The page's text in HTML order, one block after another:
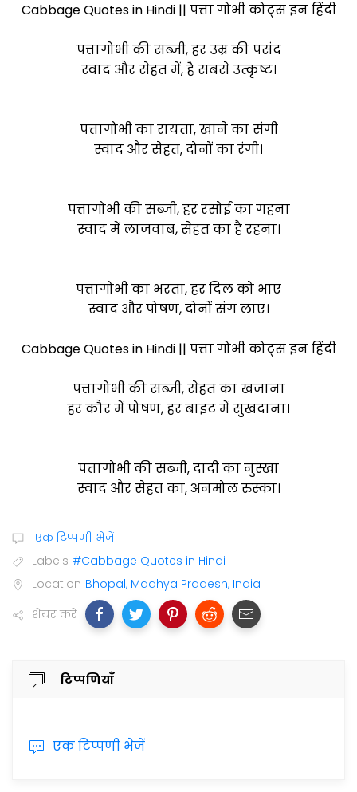
Cabbage Quotes in Hindi || पत्ता गोभी कोट्स इन हिंदी
पत्तागोभी की सब्जी, हर उम्र की पसंद
स्वाद और सेहत में, है सबसे उत्कृष्ट।
पत्तागोभी का रायता, खाने का संगी
स्वाद और सेहत, दोनों का रंगी।
पत्तागोभी की सब्जी, हर रसोई का गहना
स्वाद में लाजवाब, सेहत का है रहना।
पत्तागोभी का भरता, हर दिल को भाए
स्वाद और पोषण, दोनों संग लाए।
Cabbage Quotes in Hindi || पत्ता गोभी कोट्स इन हिंदी
पत्तागोभी की सब्जी, सेहत का खजाना
हर कौर में पोषण, हर बाइट में सुखदाना।
पत्तागोभी की सब्जी, दादी का नुस्खा
स्वाद और सेहत का, अनमोल रुस्का।
एक टिप्पणी भेजें
Labels #Cabbage Quotes in Hindi
Location Bhopal, Madhya Pradesh, India
शेयर करें
टिप्पणियाँ
एक टिप्पणी भेजें